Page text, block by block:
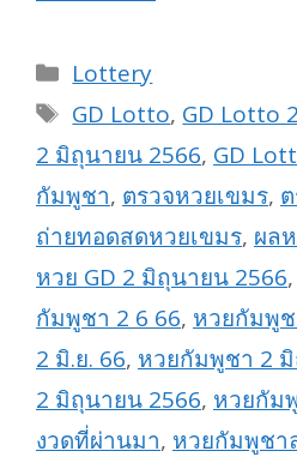
Categories
Lottery
Tags
GD Lotto, GD Lotto
2 มิถุนายน 2566, GD
กัมพูชา, ตรวจหวยเขมร,
ถ่ายทอดสดหวยเขมร, ผล
หวย GD 2 มิถุนายน 2566,
กัมพูชา 2 6 66, หวยกัมพูช
2 มิ.ย. 66, หวยกัมพูชา 2
2 มิถุนายน 2566, หวยกัม
งวดที่ผ่านมา, หวยกัมพูชา